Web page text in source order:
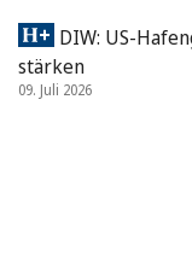
DIW: US-
stärken
09. Juli 2026